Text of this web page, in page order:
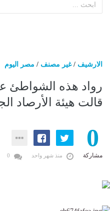
الارشيف /غير مصنف / مصر اليوم
رواد هذه الشواطئ
قالت هيئة الأرصاد
0
مشاركة منذ شهر واحد